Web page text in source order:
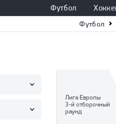
Футбол
Футбол
Лига Европы
3-й отборочный
раунд